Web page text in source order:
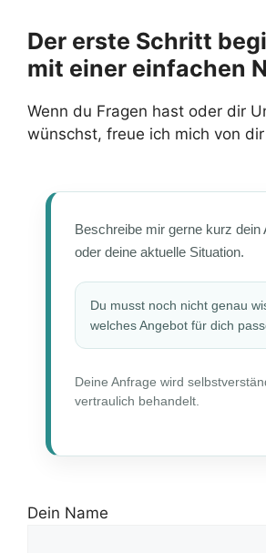
Der erste Schritt
mit einer einfachen
Wenn du Fragen hast oder dir
wünschst, freue ich mich von
Beschreibe mir gerne kurz dein
oder deine aktuelle Situation.
Du musst noch nicht genau
welches Angebot für dich
Deine Anfrage wird
vertraulich behandelt.
Dein Name